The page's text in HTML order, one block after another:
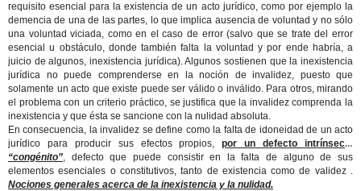
requisito esencial para la existencia de un acto jurídico, como por ejemplo la
demencia de una de las partes, lo que implica ausencia de voluntad y no sólo
una voluntad viciada, como en el caso de error (salvo que se trate del error
esencial u obstáculo, donde también falta la voluntad y por ende habría, a
juicio de algunos, inexistencia jurídica). Algunos sostienen que la inexistencia
jurídica no puede comprenderse en la noción de invalidez, puesto que
solamente un acto que existe puede ser válido o inválido. Para otros, mirando
el problema con un criterio práctico, se justifica que la invalidez comprenda la
inexistencia y que ésta se sancione con la nulidad absoluta.
En consecuencia, la invalidez se define como la falta de idoneidad de un acto
jurídico para producir sus efectos propios,por un defecto intrínseco,
“congénito”, defecto que puede consistir en la falta de alguno de sus
elementos esenciales o constitutivos, tanto de existencia como de validez .
Nociones generales acerca de la inexistencia y la nulidad.